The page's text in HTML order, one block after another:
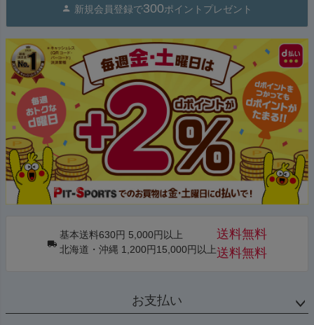
新規会員登録で300ポイントプレゼント
基本送料630円 5,000円以上
北海道・沖縄 1,200円15,000円以上
送料無料
送料無料
お支払い